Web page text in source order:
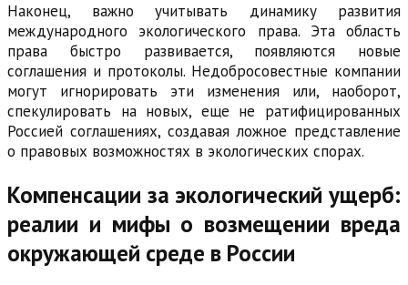
Наконец, важно учитывать динамику развития
международного экологического права. Эта область
права быстро развивается, появляются новые
соглашения и протоколы. Недобросовестные компании
могут игнорировать эти изменения или, наоборот,
спекулировать на новых, еще не ратифицированных
Россией соглашениях, создавая ложное представление
о правовых возможностях в экологических спорах.
Компенсации за экологический ущерб:
реалии и мифы о возмещении вреда
окружающей среде в России